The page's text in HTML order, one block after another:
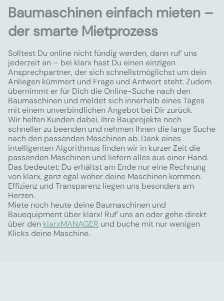
Baumaschinen einfach mieten –
der smarte Mietprozess
Solltest Du online nicht fündig werden, dann ruf’ uns
jederzeit an – bei klarx hast Du einen einzigen
Ansprechpartner, der sich schnellstmöglichst um dein
Anliegen kümmert und Frage und Antwort steht. Zudem
übernimmt er für Dich die Online-Suche nach den
Baumaschinen und meldet sich innerhalb eines Tages
mit einem unverbindlichen Angebot bei Dir zurück.
Wir helfen Kunden dabei, Ihre Bauprojekte noch
schneller zu beenden und nehmen Ihnen die lange Suche
nach den passenden Maschinen ab: Dank eines
intelligenten Algorithmus finden wir in kurzer Zeit die
passenden Maschinen und liefern alles aus einer Hand.
Das bedeutet: Du erhältst am Ende nur eine Rechnung
von klarx, ganz egal woher deine Maschinen kommen.
Effizienz und Transparenz liegen uns besonders am
Herzen.
Miete noch heute deine Baumaschinen und
Bauequipment über klarx! Ruf’ uns an oder gehe direkt
über den klarxMANAGER und buche mit nur wenigen
Klicks deine Maschine.